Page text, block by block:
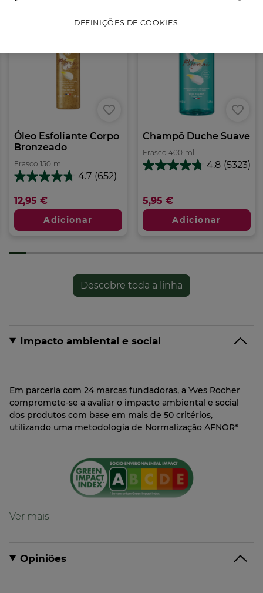
• Testado dermatologicamente
• Fórmula Vegan, sem derivados de origem animal
• Embalagem totalmente reciclável
Óleo Esfoliante Corpo
Bronzeado
Frasco 150 ml
4.7 (652)
4.7
5
estrelas.
análises
12,95 €
Adicionar
Champô Duche Suave
Frasco 400 ml
4.8 (5323)
4.8
estrelas.
5323
análises
5,95 €
Adicionar
Descobre toda a linha
Impacto ambiental e social
Em parceria com 24 marcas fundadoras, a Yves Rocher
compromete-se a avaliar o impacto ambiental e social
dos produtos com base em mais de 50 critérios,
utilizando uma metodologia de Normalização AFNOR*
Opiniões
DEFINIÇÕES DE COOKIES